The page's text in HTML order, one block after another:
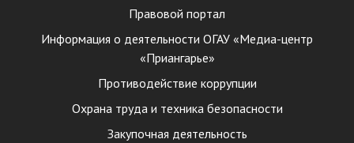
Правовой портал
Информация о деятельности ОГАУ «Медиа-центр
«Приангарье»
Противодействие коррупции
Охрана труда и техника безопасности
Закупочная деятельность